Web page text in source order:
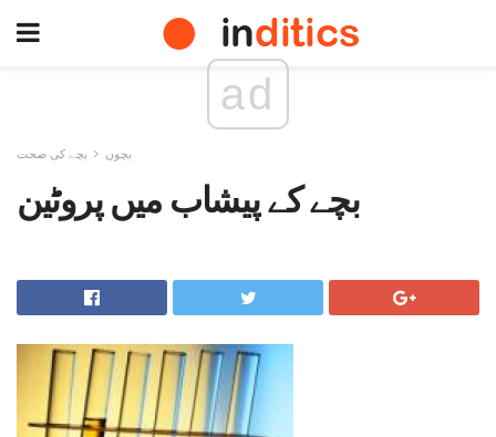
ad
بچوں بچے کی صحت
بچے کے پیشاب میں پروٹین